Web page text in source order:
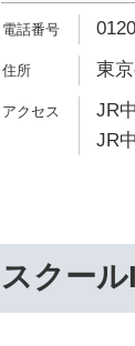
東
JR
JR
スクール